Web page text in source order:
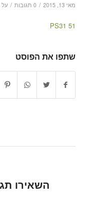
מאי 13, 2015 / 0 תגובות / על
PS31 51
שתפו את הפוסט
השאירו